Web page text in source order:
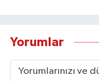
Yorumlar